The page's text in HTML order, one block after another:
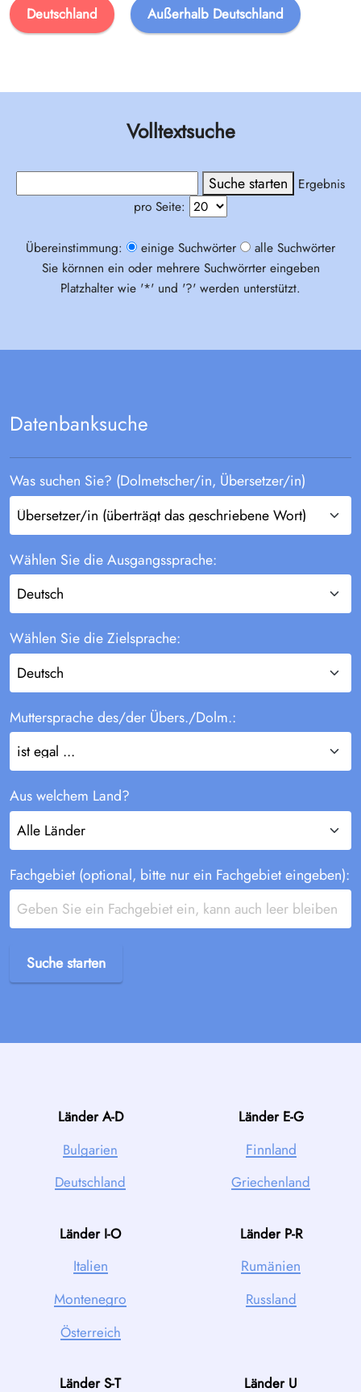
Deutschland Außerhalb Deutschland
Volltextsuche
Ergebnis
pro Seite:
Übereinstimmung: einige Suchwörter
alle Suchwörter
Sie körnnen ein oder mehrere Suchwörrter eingeben
Platzhalter wie '*' und '?' werden unterstützt.
Datenbanksuche
Was suchen Sie? (Dolmetscher/in, Übersetzer/in)
Wählen Sie die Ausgangssprache:
Wählen Sie die Zielsprache:
Muttersprache des/der Übers./Dolm.:
Aus welchem Land?
Fachgebiet (optional, bitte nur ein Fachgebiet eingeben):
Suche starten
Länder A-D
Bulgarien
Deutschland
Länder E-G
Finnland
Griechenland
Länder I-O
Italien
Montenegro
Österreich
Länder P-R
Rumänien
Russland
Länder S-T Länder U